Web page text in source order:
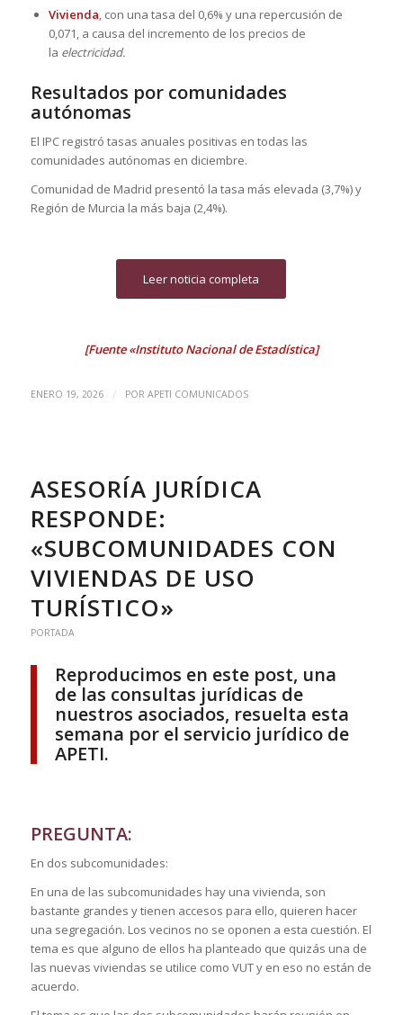
Vivienda , con una tasa del 0,6% y una repercusión de
0,071, a causa del incremento de los precios de
la electricidad.
Resultados por comunidades
autónomas
El IPC registró tasas anuales positivas en todas las
comunidades autónomas en diciembre.
Comunidad de Madrid presentó la tasa más elevada (3,7%) y
Región de Murcia la más baja (2,4%).
Leer noticia completa
[Fuente «Instituto Nacional de Estadística]
ENERO 19, 2026 / POR APETI COMUNICADOS
ASESORÍA JURÍDICA
RESPONDE:
«SUBCOMUNIDADES CON
VIVIENDAS DE USO
TURÍSTICO»
PORTADA
Reproducimos en este post, una
de las consultas jurídicas de
nuestros asociados, resuelta esta
semana por el servicio jurídico de
APETI.
PREGUNTA:
En dos subcomunidades:
En una de las subcomunidades hay una vivienda, son
bastante grandes y tienen accesos para ello, quieren hacer
una segregación. Los vecinos no se oponen a esta cuestión. El
tema es que alguno de ellos ha planteado que quizás una de
las nuevas viviendas se utilice como VUT y en eso no están de
acuerdo.